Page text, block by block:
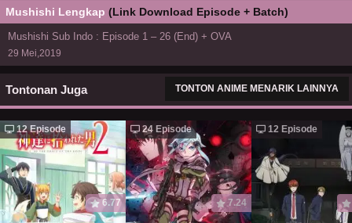
Mushishi Lengkap (Link Download Episode + Batch)
Mushishi Sub Indo : Episode 1 – 26 (End) + OVA
29 Mei,2019
Tontonan Juga TONTON ANIME MENARIK LAINNYA
12 Episode
6.77
24 Episode
7.24
12 Episode